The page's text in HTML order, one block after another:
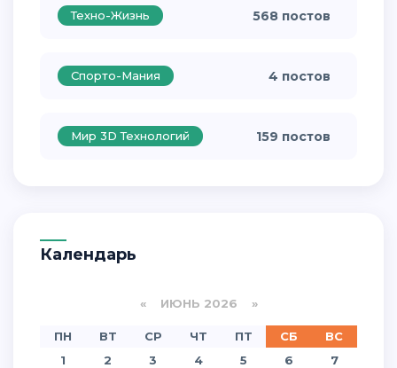
Техно-Жизнь 568 постов
Спорто-Мания 4 постов
Мир 3D Технологий 159 постов
Календарь
«ИЮНЬ 2026 »
ПН ВТ СР ЧТ ПТ СБ
ВС
1
2 3 4 5 6
7